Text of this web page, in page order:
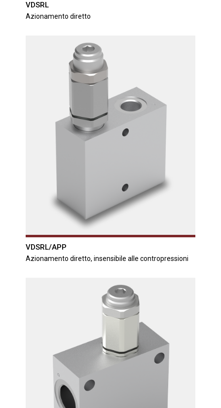
VDSRL
Azionamento diretto
VDSRL/APP
Azionamento diretto, insensibile alle contropressioni